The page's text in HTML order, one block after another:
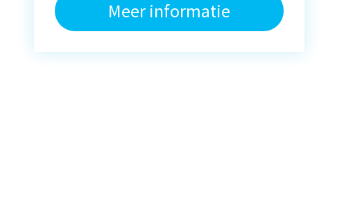
Meer informatie